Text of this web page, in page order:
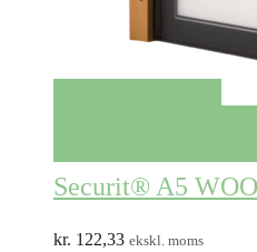
Securit® A5
kr. 122,33 ekskl. moms